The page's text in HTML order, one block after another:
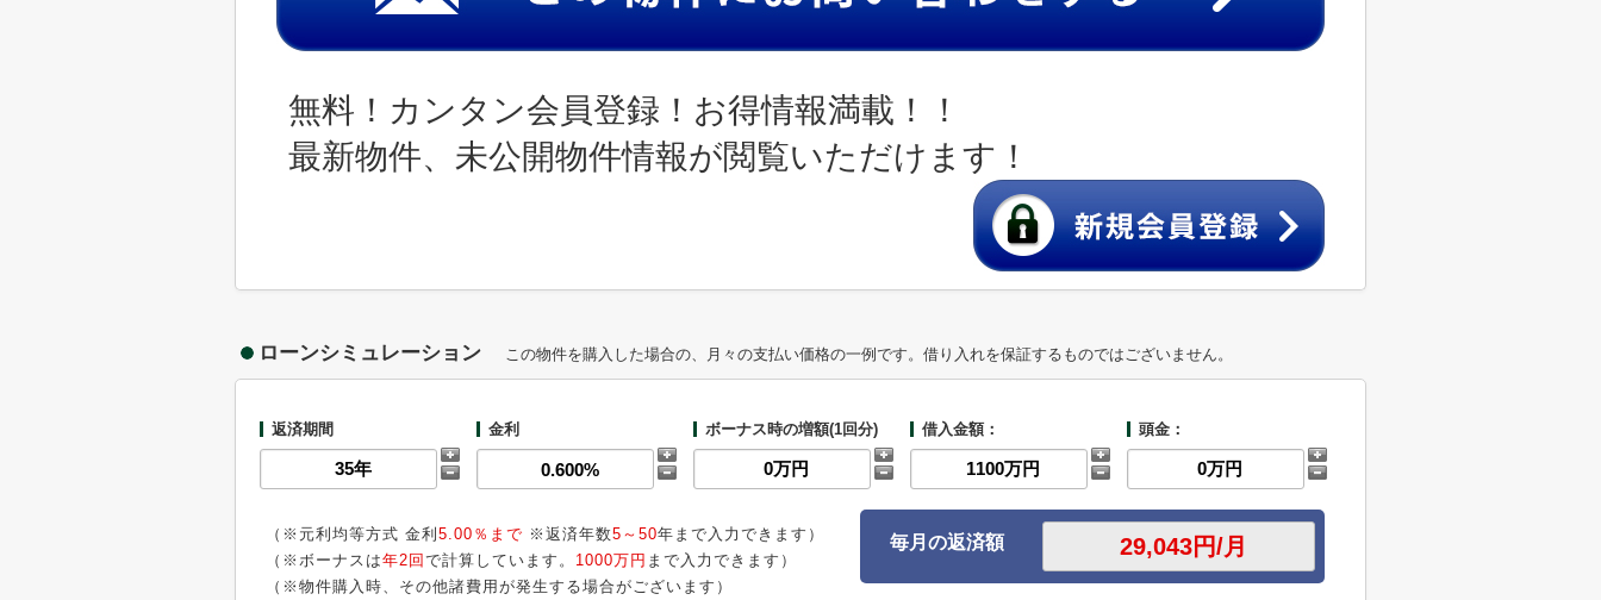
無料！カンタン会員登録！お得情報満載！！
最新物件、未公開物件情報が閲覧いただけます！
ローンシミュレーション この物件を購入した場合の、月々の支払い価格の一例です。借り入れを保証するものではございません。
返済期間 金利 ボーナス時の増額(1回分) 借入金額： 頭金：
（※元利均等方式 金利 5.00％まで ※返済年数5～50年まで入力できます）
（※ボーナスは年2回 で計算しています。 1000万円 まで入力できます）
（※物件購入時、その他諸費用が発生する場合がございます）
毎月の返済額